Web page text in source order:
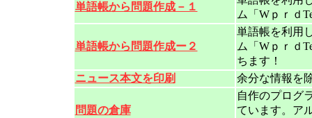
単語帳から問題作成－１
ム「Wｐｒｄ
単語帳から問題作成ー２
単語帳を利用
ム「Wｐｒｄ
ちます！
ニュース本文を印刷
余分な情報を
問題の倉庫
自作のプログ
ています。ア